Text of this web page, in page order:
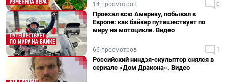
14 просмотров 0
Проехал всю Америку, побывал в
Европе: как байкер путешествует по
миру на мотоцикле. Видео
66 просмотров 1
Российский ниндзя-скульптор снялся в
сериале «Дом Дракона». Видео